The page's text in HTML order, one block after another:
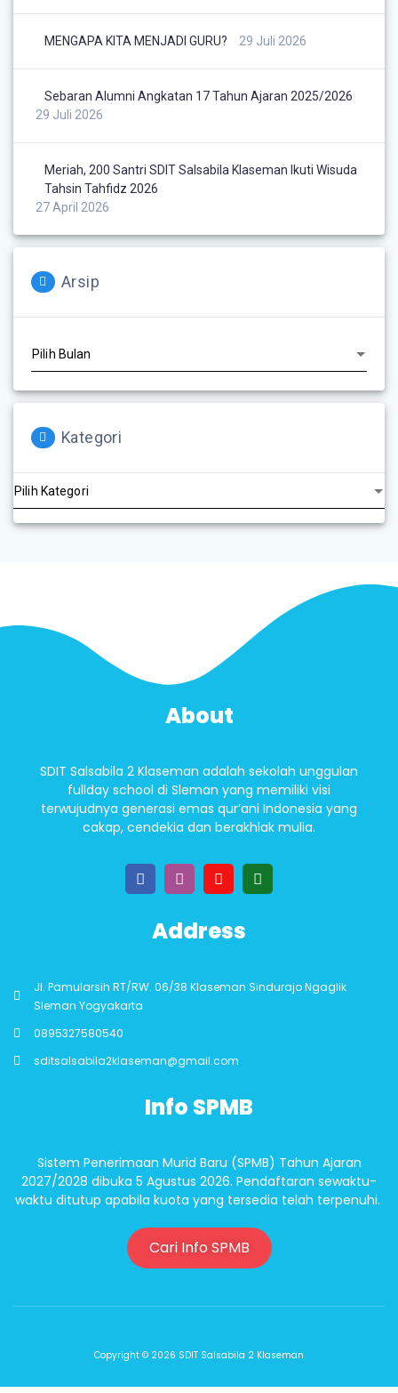
MENGAPA KITA MENJADI GURU? 29 Juli 2026
Sebaran Alumni Angkatan 17 Tahun Ajaran 2025/2026
29 Juli 2026
Meriah, 200 Santri SDIT Salsabila Klaseman Ikuti Wisuda
Tahsin Tahfidz 2026
27 April 2026
Arsip
Kategori
About
SDIT Salsabila 2 Klaseman adalah sekolah unggulan
fullday school di Sleman yang memiliki visi
terwujudnya generasi emas qur’ani Indonesia yang
cakap, cendekia dan berakhlak mulia.
Address
Jl. Pamularsih RT/RW. 06/38 Klaseman Sindurajo Ngaglik
Sleman Yogyakarta
0895327580540
sditsalsabila2klaseman@gmail.com
Info SPMB
Sistem Penerimaan Murid Baru (SPMB) Tahun Ajaran
2027/2028 dibuka 5 Agustus 2026. Pendaftaran sewaktu-
waktu ditutup apabila kuota yang tersedia telah terpenuhi.
Cari Info SPMB
Copyright © 2026 SDIT Salsabila 2 Klaseman